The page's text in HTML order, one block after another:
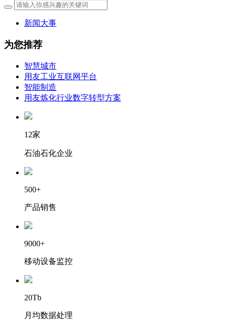
新闻大事
为您推荐
智慧城市
用友工业互联网平台
智能制造
用友炼化行业数字转型方案
12家
石油石化企业
500+
产品销售
9000+
移动设备监控
20Tb
月均数据处理